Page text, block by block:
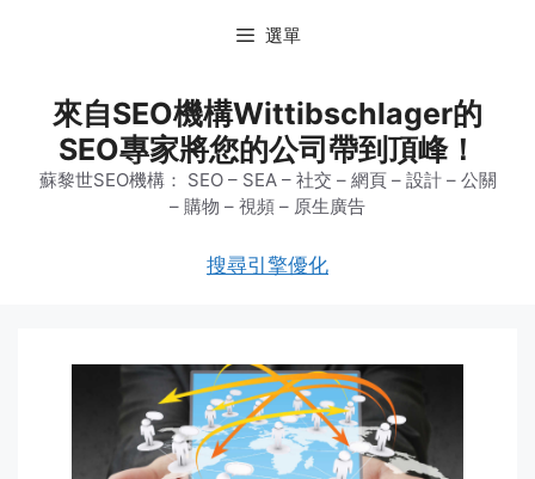
選單
來自SEO機構Wittibschlager的
SEO專家將您的公司帶到頂峰！
蘇黎世SEO機構： SEO – SEA – 社交 – 網頁 – 設計 – 公關
– 購物 – 視頻 – 原生廣告
搜尋引擎優化